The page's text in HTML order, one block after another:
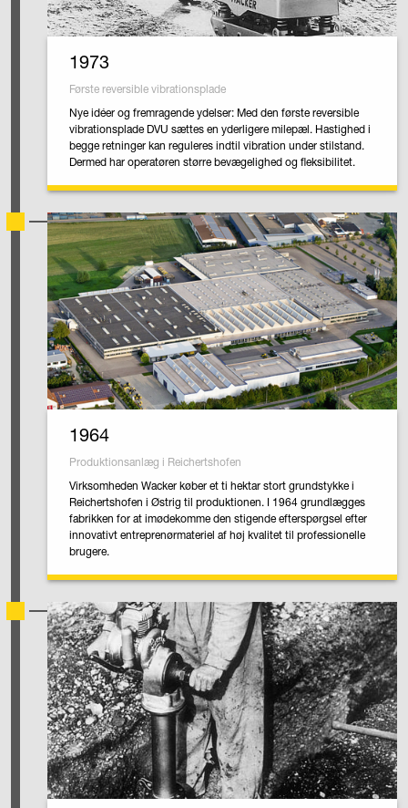
1973
Første reversible vibrationsplade
Nye idéer og fremragende ydelser: Med den første reversible
vibrationsplade DVU sættes en yderligere milepæl. Hastighed i
begge retninger kan reguleres indtil vibration under stilstand.
Dermed har operatøren større bevægelighed og fleksibilitet.
1964
Produktionsanlæg i Reichertshofen
Virksomheden Wacker køber et ti hektar stort grundstykke i
Reichertshofen i Østrig til produktionen. I 1964 grundlægges
fabrikken for at imødekomme den stigende efterspørgsel efter
innovativt entreprenørmateriel af høj kvalitet til professionelle
brugere.